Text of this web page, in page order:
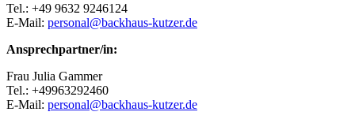
Tel.: +49 9632 9246124
E-Mail: personal@backhaus-kutzer.de
Ansprechpartner/in:
Frau Julia Gammer
Tel.: +49963292460
E-Mail: personal@backhaus-kutzer.de